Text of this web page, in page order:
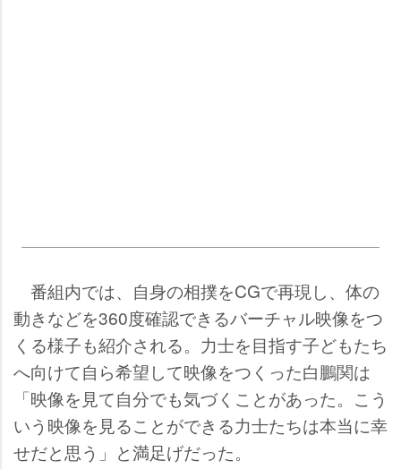
番組内では、自身の相撲をCGで再現し、体の
動きなどを360度確認できるバーチャル映像をつ
くる様子も紹介される。力士を目指す子どもたち
へ向けて自ら希望して映像をつくった白鵬関は
「映像を見て自分でも気づくことがあった。こう
いう映像を見ることができる力士たちは本当に幸
せだと思う」と満足げだった。